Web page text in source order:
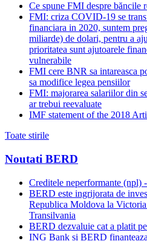
Ce spune FMI despre băncile
FMI: criza COVID-19 se
financiara in 2020, suntem
miliarde) de dolari, pentru a
prioritatea sunt ajutoarele
vulnerabile
FMI cere BNR sa intareasca
sa modifice legea pensiilor
FMI: majorarea salariilor din
ar trebui reevaluate
IMF statement of the 2018
Toate stirile
Noutati BERD
Creditele neperformante (npl)
BERD este ingrijorata de
Republica Moldova la
Transilvania
BERD dezvaluie cat a platit
ING Bank si BERD